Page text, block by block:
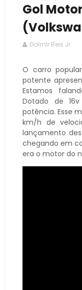
Gol
Dalmir Reis Jr.
O carro
potente
Estamos
Dotado de
potência. Esse
km/h de
lançamento
chegando em
era o motor do